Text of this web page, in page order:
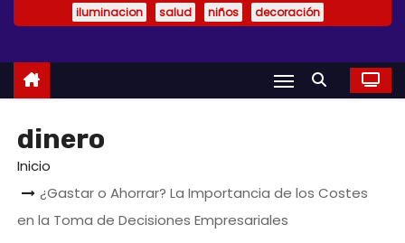
iluminacion salud niños decoración
dinero
Inicio
¿Gastar o Ahorrar? La Importancia de los Costes
en la Toma de Decisiones Empresariales